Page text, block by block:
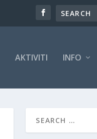
AKTIVITI INFO